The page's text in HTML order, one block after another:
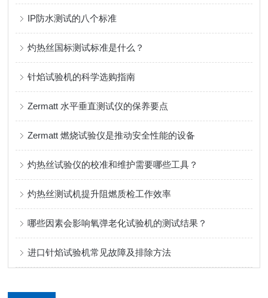
IP防水测试的八个标准
灼热丝国标测试标准是什么？
针焰试验机的科学选购指南
Zermatt 水平垂直测试仪的保养要点
Zermatt 燃烧试验仪是推动安全性能的设备
灼热丝试验仪的校准和维护需要哪些工具？
灼热丝测试机提升阻燃质检工作效率
哪些因素会影响氧弹老化试验机的测试结果？
进口针焰试验机常见故障及排除方法